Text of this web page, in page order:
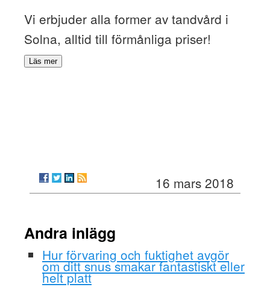
Vi erbjuder alla former av tandvård i
Solna, alltid till förmånliga priser!
Läs mer
16 mars 2018
Andra inlägg
Hur förvaring och fuktighet avgör
om ditt snus smakar fantastiskt eller
helt platt